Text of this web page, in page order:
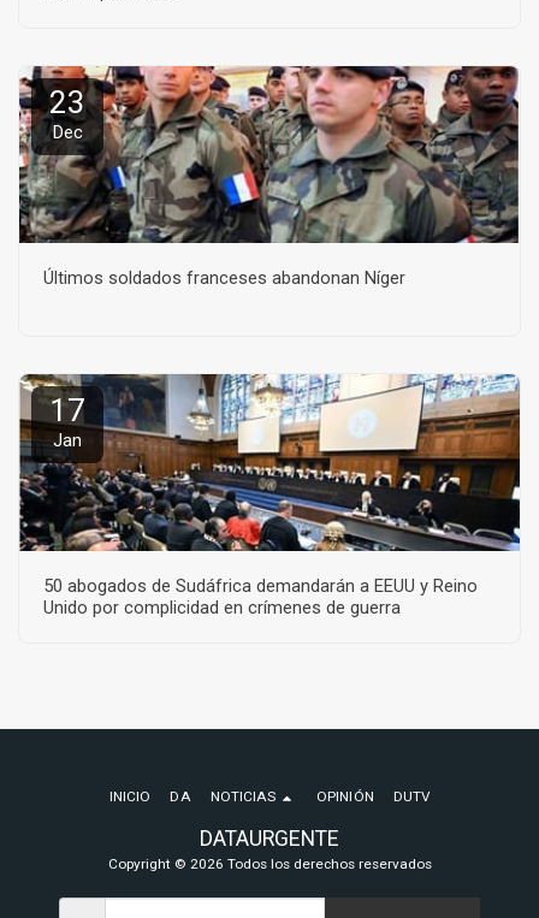
23
Dec
Últimos soldados franceses abandonan Níger
17
Jan
50 abogados de Sudáfrica demandarán a EEUU y Reino
Unido por complicidad en crímenes de guerra
DATAURGENTE
Copyright © 2026 Todos los derechos reservados
INICIO DA NOTICIAS OPINIÓN DUTV